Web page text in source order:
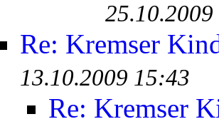
Re: Kremser
13.10.2009 15:43
Re: Kremser